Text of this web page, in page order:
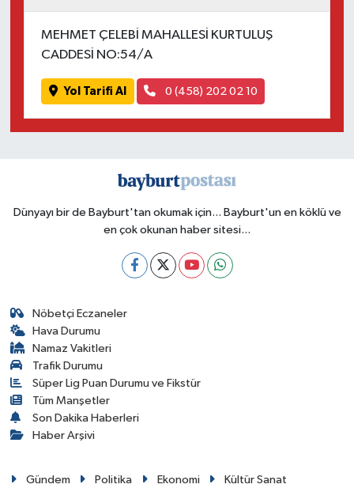
MEHMET ÇELEBİ MAHALLESİ KURTULUŞ
CADDESİ NO:54/A
Yol Tarifi Al 0 (458) 202 02 10
Dünyayı bir de Bayburt'tan okumak için... Bayburt'un en köklü ve
en çok okunan haber sitesi...
Nöbetçi Eczaneler
Hava Durumu
Namaz Vakitleri
Trafik Durumu
Süper Lig Puan Durumu ve Fikstür
Tüm Manşetler
Son Dakika Haberleri
Haber Arşivi
Gündem Politika Ekonomi Kültür Sanat